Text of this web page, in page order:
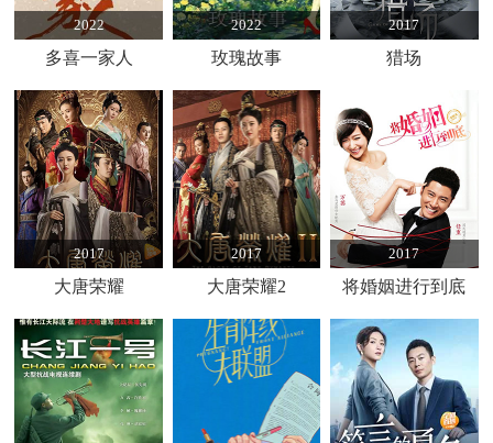
2022
多喜一家人
2022
玫瑰故事
2017
猎场
2017
大唐荣耀
2017
大唐荣耀2
2017
将婚姻进行到底